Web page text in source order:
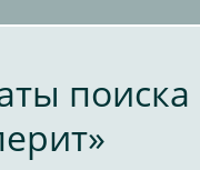
поиска